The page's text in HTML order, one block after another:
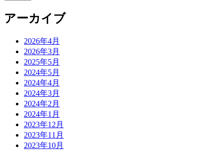
アーカイブ
2026年4月
2026年3月
2025年5月
2024年5月
2024年4月
2024年3月
2024年2月
2024年1月
2023年12月
2023年11月
2023年10月